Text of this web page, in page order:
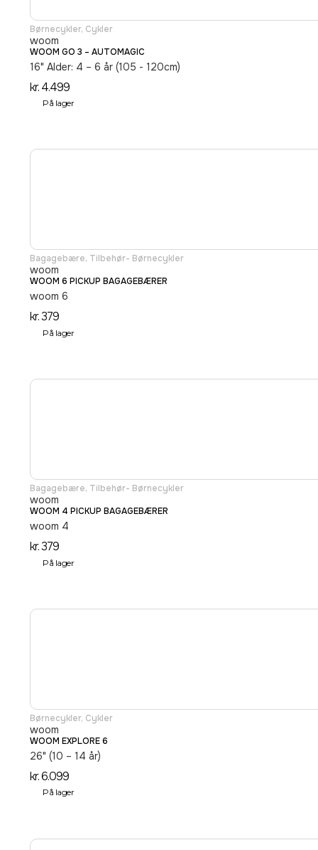
Børnecykler, Cykler
woom
WOOM GO 3 – AUTOMAGIC
16" Alder: 4 – 6 år (105 - 120cm)
kr.4.499
På lager
Bagagebære, Tilbehør- Børnecykler
woom
WOOM 6 PICKUP BAGAGEBÆRER
woom 6
kr.379
På lager
Bagagebære, Tilbehør- Børnecykler
woom
WOOM 4 PICKUP BAGAGEBÆRER
woom 4
kr.379
På lager
Børnecykler, Cykler
woom
WOOM EXPLORE 6
26" (10 – 14 år)
kr.6.099
På lager